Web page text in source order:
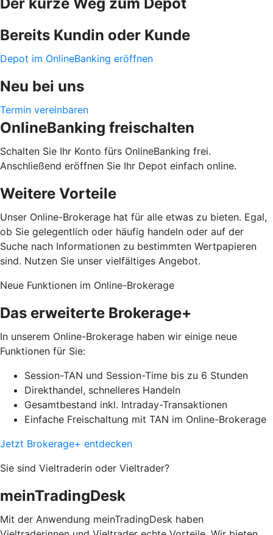
Bereits Kundin oder Kunde
Depot im OnlineBanking eröffnen
Neu bei uns
Termin vereinbaren
OnlineBanking freischalten
Schalten Sie Ihr Konto fürs OnlineBanking frei.
Anschließend eröffnen Sie Ihr Depot einfach online.
Weitere Vorteile
Unser Online-Brokerage hat für alle etwas zu bieten. Egal,
ob Sie gelegentlich oder häufig handeln oder auf der
Suche nach Informationen zu bestimmten Wertpapieren
sind. Nutzen Sie unser vielfältiges Angebot.
Neue Funktionen im Online-Brokerage
Das erweiterte Brokerage+
In unserem Online-Brokerage haben wir einige neue
Funktionen für Sie:
Session-TAN und Session-Time bis zu 6 Stunden
Direkthandel, schnelleres Handeln
Gesamtbestand inkl. Intraday-Transaktionen
Einfache Freischaltung mit TAN im Online-Brokerage
Jetzt Brokerage+ entdecken
Sie sind Vieltraderin oder Vieltrader?
meinTradingDesk
Mit der Anwendung meinTradingDesk haben